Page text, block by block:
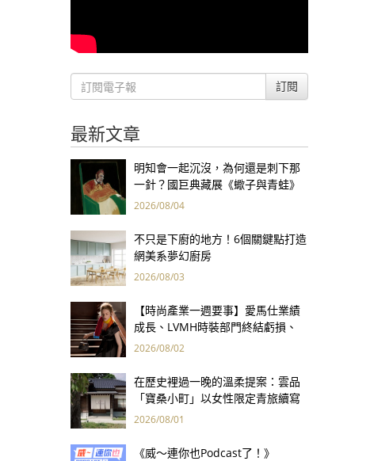
訂閱
最新文章
明知會一起沉沒，為何還是刺下那
一針？國巨典藏展《蠍子與青蛙》
用66件名作拷問人性
2026/08/04
不只是下廚的地方！6個關鍵點打造
網美系夢幻廚房
2026/08/03
【時尚產業一週要事】愛馬仕業績
成長、LVMH時裝部門終結虧損、
Kering轉型策略初現成效、Prada
2026/08/02
在歷史裡過一晚的溫柔提案：雲品
「寶桑小町」以女性限定青旅續寫
台東老屋記憶
2026/08/01
《威～連你也Podcast了！》